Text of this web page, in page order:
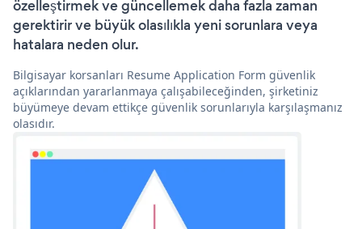
özelleştirmek ve güncellemek daha fazla zaman
gerektirir ve büyük olasılıkla yeni sorunlara veya
hatalara neden olur.
Bilgisayar korsanları Resume Application Form güvenlik
açıklarından yararlanmaya çalışabileceğinden, şirketiniz
büyümeye devam ettikçe güvenlik sorunlarıyla karşılaşmanız
olasıdır.